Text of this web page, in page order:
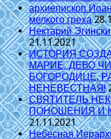
архиепископ
мелкого греха
Нектарий
21.11.2021
ИСТОРИЯ
МАРИЕ, ДЕВО
БОГОРОДИЦЕ,
НЕНЕВЕСТНАЯ!
СВЯТИТЕЛЬ
ПОНОШЕНИЯ И
21.11.2021
Небесная